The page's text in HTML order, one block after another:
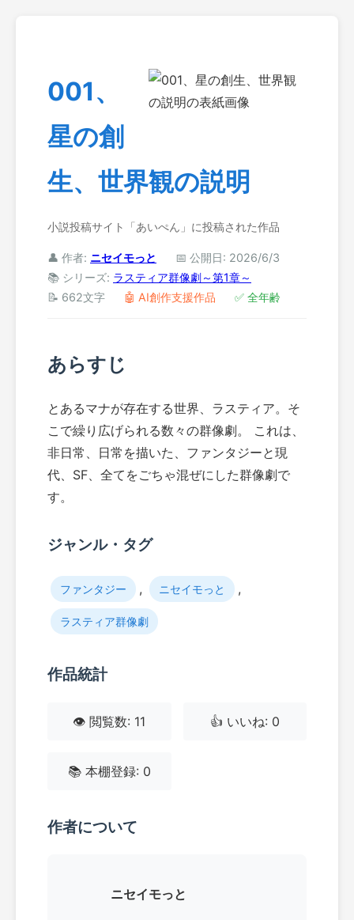
001、
星の創
生、世界観の説明
小説投稿サイト「あいぺん」に投稿された作品
👤 作者: ニセイモっと
📅 公開日: 2026/6/3
📚 シリーズ: ラスティア群像劇～第1章～
📝 662文字
🤖 AI創作支援作品 ✅ 全年齢
あらすじ
とあるマナが存在する世界、ラスティア。そ
こで繰り広げられる数々の群像劇。 これは、
非日常、日常を描いた、ファンタジーと現
代、SF、全てをごちゃ混ぜにした群像劇で
す。
ジャンル・タグ
ファンタジー , ニセイモっと ,
ラスティア群像劇
作品統計
👁️ 閲覧数: 11 👍 いいね: 0
📚 本棚登録: 0
作者について
ニセイモっと